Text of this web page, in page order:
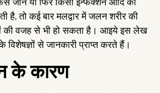
है, तो कई बार मलद्वार में जलन शरीर की
की वजह से भी हो सकता है। आइये इस लेख
से जानकारी प्राप्त करते हैं।
के कारण